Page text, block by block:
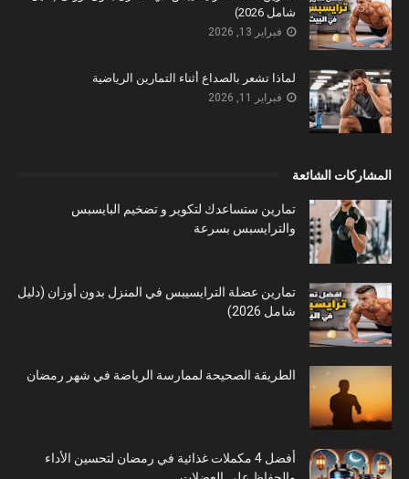
شامل 2026)
فبراير 13, 2026
لماذا تشعر بالصداع أثناء التمارين الرياضية
فبراير 11, 2026
المشاركات الشائعة
تمارين ستساعدك لتكوير و تضخيم البايسبس
والترايسبس بسرعة
تمارين عضلة الترايسيبس في المنزل بدون أوزان (دليل
شامل 2026)
الطريقة الصحيحة لممارسة الرياضة في شهر رمضان
أفضل 4 مكملات غذائية في رمضان لتحسين الأداء